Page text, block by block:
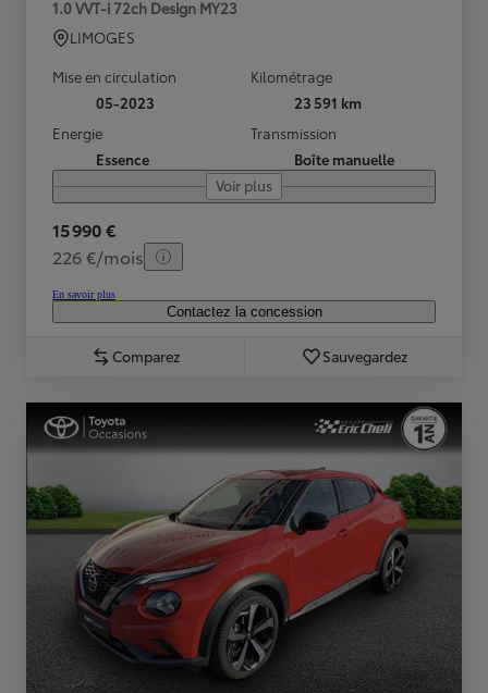
1.0 VVT-i 72ch Design MY23
LIMOGES
Mise en circulation
05-2023
Kilométrage
23 591 km
Energie
Essence
Transmission
Boîte manuelle
Voir plus
15 990 €
226 €/mois
En savoir plus
Contactez la concession
Comparez Sauvegardez